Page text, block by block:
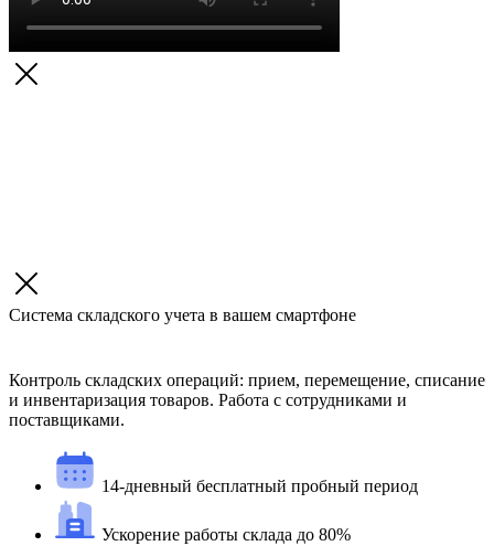
Система складского учета в вашем смартфоне
Контроль складских операций: прием, перемещение, списание
и инвентаризация товаров. Работа с сотрудниками и
поставщиками.
14-дневный бесплатный пробный период
Ускорение работы склада до 80%